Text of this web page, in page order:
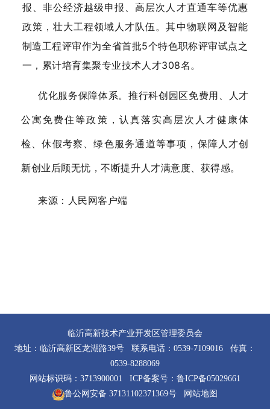
报、非公经济越级申报、高层次人才直通车等优惠
政策，壮大工程领域人才队伍。其中物联网及智能
制造工程评审作为全省首批5个特色职称评审试点之
一，累计培育集聚专业技术人才308名。
优化服务保障体系。推行科创园区免费用、人才
公寓免费住等政策，认真落实高层次人才健康体
检、休假考察、绿色服务通道等事项，保障人才创
新创业后顾无忧，不断提升人才满意度、获得感。
来源：人民网客户端
临沂高新技术产业开发区管理委员会
地址：临沂高新区龙湖路39号 联系电话：0539-7109016 传真：
0539-8288069
网站标识码：3713900001 ICP备案号： 鲁ICP备05029661
鲁公网安备 37131102371369号
网站地图